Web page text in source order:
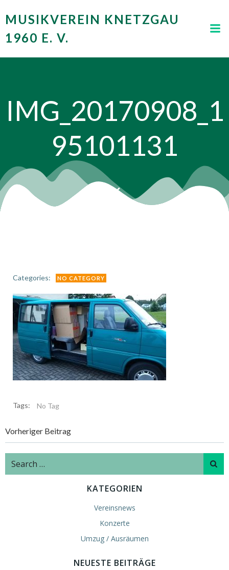
Inhalt
MUSIKVEREIN KNETZGAU
1960 E. V.
IMG_20170908_1
95101131
Categories: NO CATEGORY
Tags: No Tag
Post
navigation
Vorheriger Beitrag
Search
KATEGORIEN
Vereinsnews
Konzerte
Umzug / Ausräumen
NEUESTE BEITRÄGE